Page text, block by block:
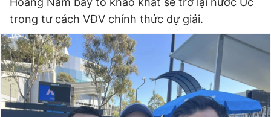
trong tư cách VĐV chính thức dự giải.